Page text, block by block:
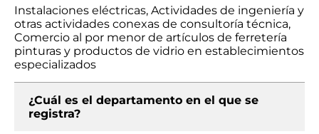
Instalaciones eléctricas, Actividades de ingeniería y
otras actividades conexas de consultoría técnica,
Comercio al por menor de artículos de ferretería
pinturas y productos de vidrio en establecimientos
especializados
¿Cuál es el departamento en el que se
registra?